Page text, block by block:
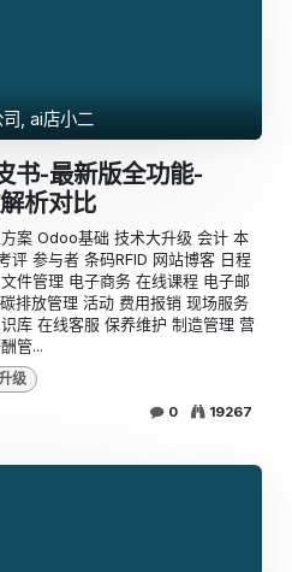
, ai店小二
书-最新版全功能-
析对比
案 Odoo基础 技术大升级 会计 本
评 参与者 条码RFID 网站博客 日程
件管理 电子商务 在线课程 电子邮
排放管理 活动 费用报销 现场服务
库 在线客服 保养维护 制造管理 营
管...
级
0 19267